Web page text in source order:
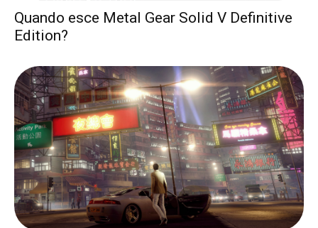
Quando esce Metal Gear Solid V Definitive
Edition?